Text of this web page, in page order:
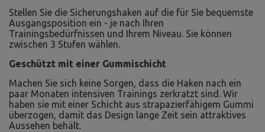
Stellen Sie die Sicherungshaken auf die für Sie bequemste
Ausgangsposition ein - je nach Ihren
Trainingsbedürfnissen und Ihrem Niveau. Sie können
zwischen 3 Stufen wählen.
Geschützt mit einer Gummischicht
Machen Sie sich keine Sorgen, dass die Haken nach ein
paar Monaten intensiven Trainings zerkratzt sind. Wir
haben sie mit einer Schicht aus strapazierfähigem Gummi
überzogen, damit das Design lange Zeit sein attraktives
Aussehen behält.